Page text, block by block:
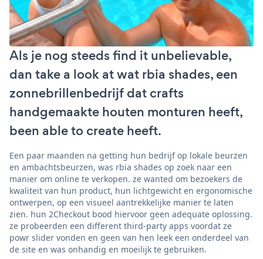
Als je nog steeds find it unbelievable,
dan take a look at wat rbia shades, een
zonnebrillenbedrijf dat crafts
handgemaakte houten monturen heeft,
been able to create heeft.
Een paar maanden na getting hun bedrijf op lokale beurzen
en ambachtsbeurzen, was rbia shades op zoek naar een
manier om online te verkopen. ze wanted om bezoekers de
kwaliteit van hun product, hun lichtgewicht en ergonomische
ontwerpen, op een visueel aantrekkelijke manier te laten
zien. hun 2Checkout bood hiervoor geen adequate oplossing.
ze probeerden een different third-party apps voordat ze
powr slider vonden en geen van hen leek een onderdeel van
de site en was onhandig en moeilijk te gebruiken.